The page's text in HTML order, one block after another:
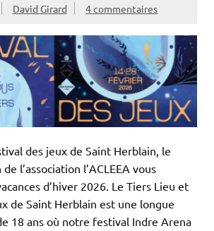
David Girard 4 commentaires
des jeux de Saint Herblain, le
l’association l’ACLEEA vous
d’hiver 2026. Le Tiers Lieu et
de Saint Herblain est une longue
18 ans où notre festival Indre Arena